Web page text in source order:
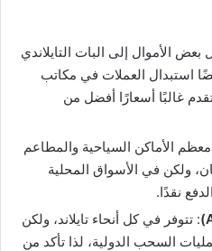
الأموال إلى البات التايلاندي
استبدال العملات في مكاتب
غالبًا أسعارًا أفضل من
الأماكن السياحية والمطاعم
ولكن في الأسواق المحلية
نقدًا.
: تتوفر في كل أنحاء تايلاند، ولكن
السحب الدولية، لذا تأكد من